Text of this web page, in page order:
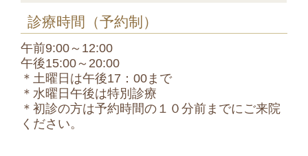
診療時間（予約制）
午前9:00～12:00
午後15:00～20:00
＊土曜日は午後17：00まで
＊水曜日午後は特別診療
＊初診の方は予約時間の１０分前までにご来院
ください。